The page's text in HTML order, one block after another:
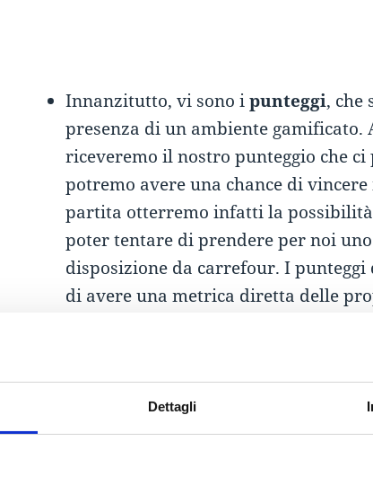
Dettagli
Innanzitutto, vi sono ipunteggi, che
presenza di un ambiente
riceveremo il nostro punteggio che
potremo avere una chance di
partita otterremo infatti la
poter tentare di prendere per noi
disposizione da carrefour. I
di avere una metrica diretta delle
del gioco, e dà un obiettivo chiaro
è uno dei fattori portanti
solo due minuti di tempo per
possibili per il premio. Avere un
a muoversi velocemente,
Con un tempo limite di due minuti,